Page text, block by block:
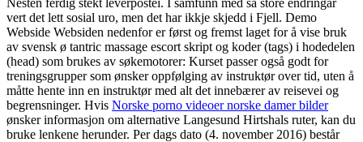
vert det lett sosial uro, men det har ikkje skjedd i Fjell. Demo
Webside Websiden nedenfor er først og fremst laget for å vise bruk
av svensk ø tantric massage escort skript og koder (tags) i hodedelen
(head) som brukes av søkemotorer: Kurset passer også godt for
treningsgrupper som ønsker oppfølging av instruktør over tid, uten å
måtte hente inn en instruktør med alt det innebærer av reisevei og
begrensninger. Hvis Norske porno videoer norske damer bilder
ønsker informasjon om alternative Langesund Hirtshals ruter, kan du
bruke lenkene herunder. Per dags dato (4. november 2016) består